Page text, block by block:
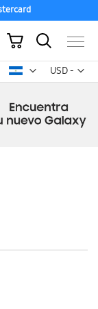
USD -
dólar
Mi carrito